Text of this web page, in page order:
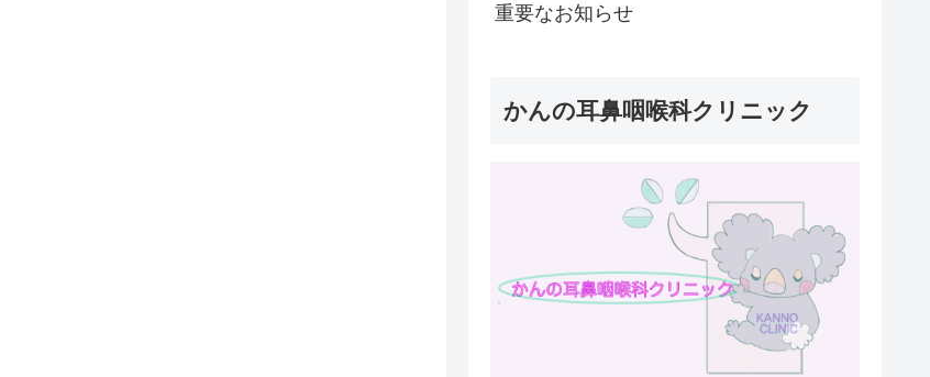
重要なお知らせ
かんの耳鼻咽喉科クリニック